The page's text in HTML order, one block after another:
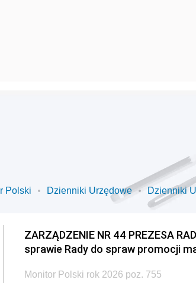
Polski Dzienniki Urzędowe Dzienniki
ZARZĄDZENIE NR 44 PREZESA
sprawie Rady do spraw promocji
Monitor Polski rok 2026 poz. 755